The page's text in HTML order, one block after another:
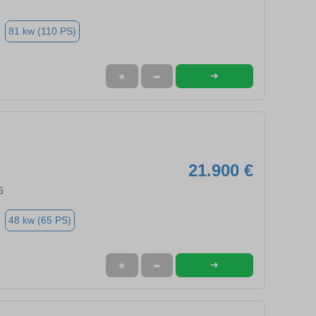
81 kw (110 PS)
★ ➦ ➜
21.900 €
48 kw (65 PS)
★ ➦ ➜